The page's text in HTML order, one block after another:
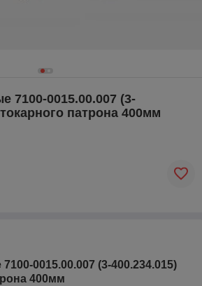
7100-0015.00.007 (3-
патрона 400мм
0015.00.007 (3-400.234.015)
400мм